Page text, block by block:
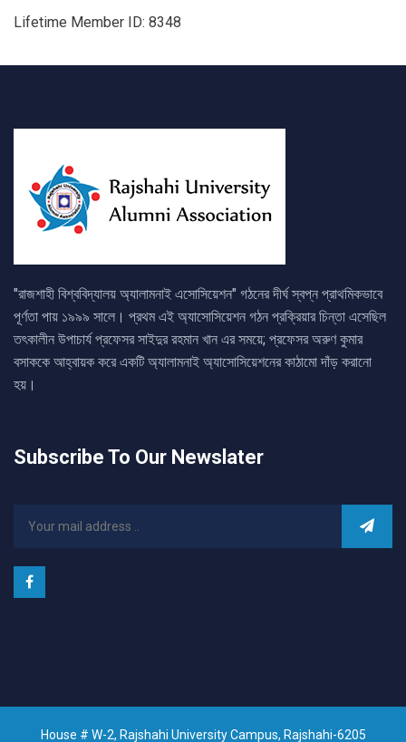
Lifetime Member ID: 8348
"রাজশাহী বিশ্ববিদ্যালয় অ্যালামনাই এসোসিয়েশন" গঠনের দীর্ঘ স্বপ্ন প্রাথমিকভাবে
পূর্ণতা পায় ১৯৯৯ সালে। প্রথম এই অ্যাসোসিয়েশন গঠন প্রক্রিয়ার চিন্তা এসেছিল
তৎকালীন উপাচার্য প্রফেসর সাইদুর রহমান খান এর সময়ে; প্রফেসর অরুণ কুমার
বসাককে আহ্বায়ক করে একটি অ্যালামনাই অ্যাসোসিয়েশনের কাঠামো দাঁড় করানো
হয়।
Subscribe To Our Newslater
House # W-2, Rajshahi University Campus, Rajshahi-6205